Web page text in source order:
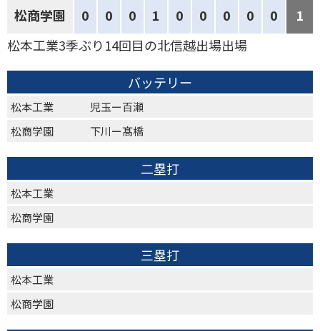
松商学園 0 0 0 1 0 0 0 0 0
1
松本工業3季ぶり14回目の北信越出場出場
バッテリー
松本工業
児玉ー百瀬
松商学園
下川ー髙橋
二塁打
松本工業
松商学園
三塁打
松本工業
松商学園